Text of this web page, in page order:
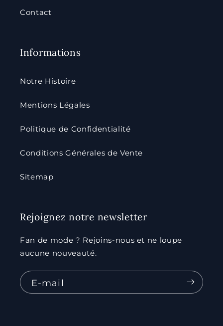
Contact
Informations
Notre Histoire
Mentions Légales
Politique de Confidentialité
Conditions Générales de Vente
Sitemap
Rejoignez notre newsletter
Fan de mode ? Rejoins-nous et ne loupe
aucune nouveauté.
E-mail